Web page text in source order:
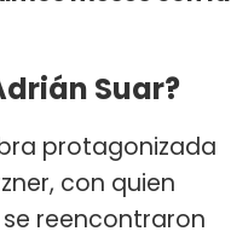
Suar?
protagonizada
con quien
reencontraron